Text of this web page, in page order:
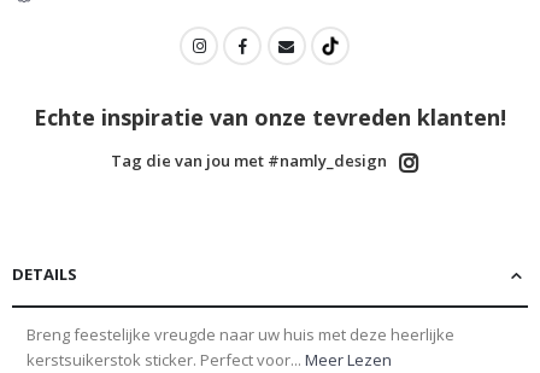
Echte inspiratie van onze tevreden klanten!
Tag die van jou met #namly_design
DETAILS
Breng feestelijke vreugde naar uw huis met deze heerlijke
kerstsuikerstok sticker. Perfect voor... Meer Lezen